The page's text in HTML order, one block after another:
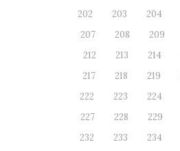
202
203 204
207
208 209
212
213 214
217
218 219
222
223 224
227
228 229
232
233 234